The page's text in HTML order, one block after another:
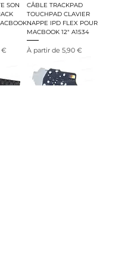
SON
€
CÂBLE TRACKPAD
TOUCHPAD CLAVIER
NAPPE IPD FLEX POUR
MACBOOK 12" A1534
À partir de 5,90 €
Prix promotionnel